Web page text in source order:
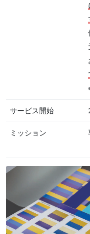
サービス開始
ミッション